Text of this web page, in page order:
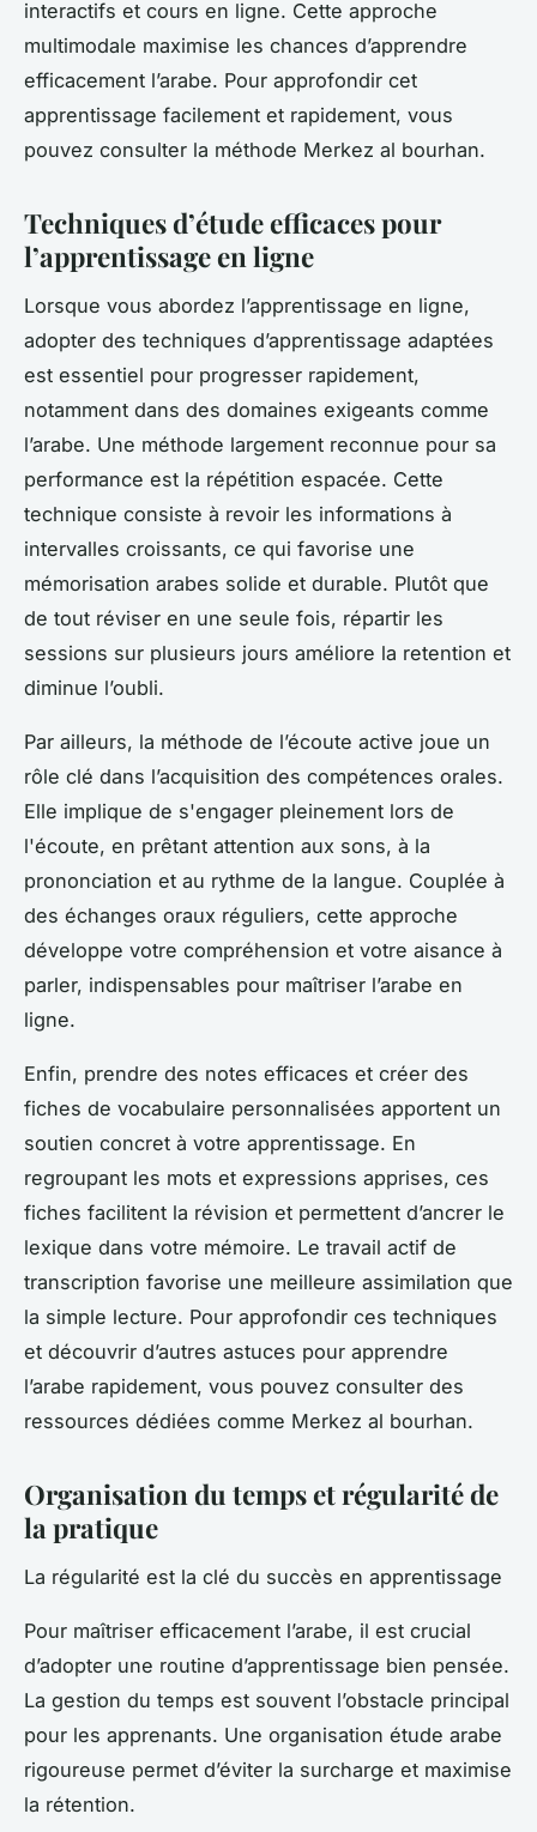
interactifs et cours en ligne. Cette approche
multimodale maximise les chances d’apprendre
efficacement l’arabe. Pour approfondir cet
apprentissage facilement et rapidement, vous
pouvez consulter la méthode Merkez al bourhan.
Techniques d’étude efficaces pour
l’apprentissage en ligne
Lorsque vous abordez l’apprentissage en ligne,
adopter des techniques d’apprentissage adaptées
est essentiel pour progresser rapidement,
notamment dans des domaines exigeants comme
l’arabe. Une méthode largement reconnue pour sa
performance est la répétition espacée. Cette
technique consiste à revoir les informations à
intervalles croissants, ce qui favorise une
mémorisation arabes solide et durable. Plutôt que
de tout réviser en une seule fois, répartir les
sessions sur plusieurs jours améliore la retention et
diminue l’oubli.
Par ailleurs, la méthode de l’écoute active joue un
rôle clé dans l’acquisition des compétences orales.
Elle implique de s'engager pleinement lors de
l'écoute, en prêtant attention aux sons, à la
prononciation et au rythme de la langue. Couplée à
des échanges oraux réguliers, cette approche
développe votre compréhension et votre aisance à
parler, indispensables pour maîtriser l’arabe en
ligne.
Enfin, prendre des notes efficaces et créer des
fiches de vocabulaire personnalisées apportent un
soutien concret à votre apprentissage. En
regroupant les mots et expressions apprises, ces
fiches facilitent la révision et permettent d’ancrer le
lexique dans votre mémoire. Le travail actif de
transcription favorise une meilleure assimilation que
la simple lecture. Pour approfondir ces techniques
et découvrir d’autres astuces pour apprendre
l’arabe rapidement, vous pouvez consulter des
ressources dédiées comme Merkez al bourhan.
Organisation du temps et régularité de
la pratique
La régularité est la clé du succès en apprentissage
Pour maîtriser efficacement l’arabe, il est crucial
d’adopter une routine d’apprentissage bien pensée.
La gestion du temps est souvent l’obstacle principal
pour les apprenants. Une organisation étude arabe
rigoureuse permet d’éviter la surcharge et maximise
la rétention.